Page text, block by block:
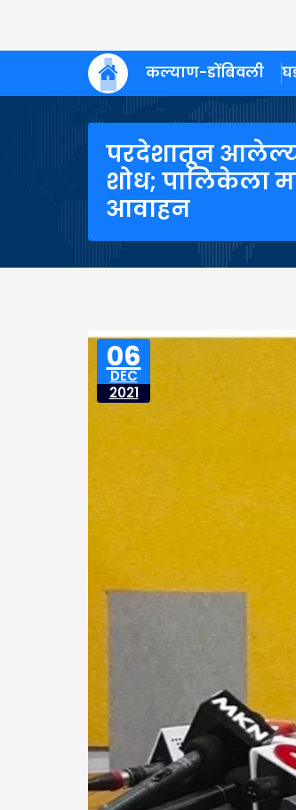
कल्याण-डोंबिवली
परदेशातून
शोध; पालिकेला
आवाहन
06
DEC
2021